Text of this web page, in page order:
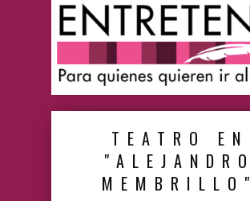
TEATRO EN
"ALEJANDRO
MEMBRILLO"